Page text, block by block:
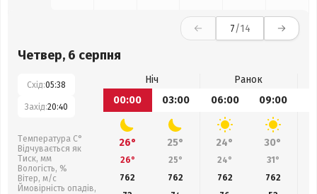
7/14
Четвер, 6 серпня
Схід:05:38
Захід:20:40
Температура С°
Відчувається як
Тиск, мм
Вологість, %
Вітер, м/с
Ймовірність опадів,
Ніч
Ранок
00:00
03:00 06:00 09:00
26° 25° 24° 30°
26° 25° 24° 31°
762
762 762 762